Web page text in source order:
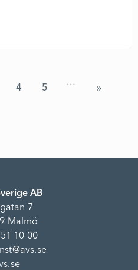
Compute DL360
4 5
…
AB
7
Malmö
10 00